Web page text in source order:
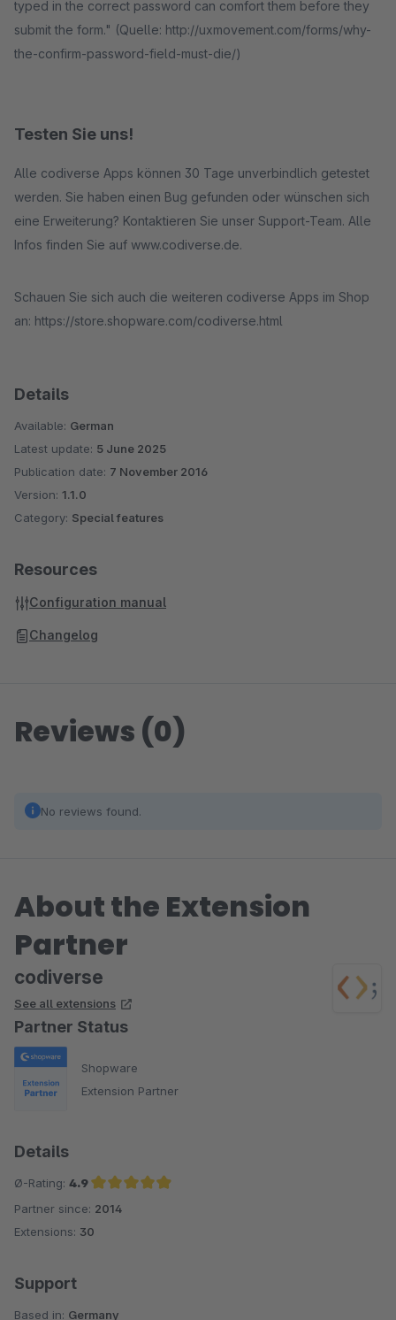
typed in the correct password can comfort them before they
submit the form." (Quelle: http://uxmovement.com/forms/why-
the-confirm-password-field-must-die/)
Testen Sie uns!
Alle codiverse Apps können 30 Tage unverbindlich getestet
werden. Sie haben einen Bug gefunden oder wünschen sich
eine Erweiterung? Kontaktieren Sie unser Support-Team. Alle
Infos finden Sie auf www.codiverse.de.
Schauen Sie sich auch die weiteren codiverse Apps im Shop
an: https://store.shopware.com/codiverse.html
Details
Available: German
Latest update: 5 June 2025
Publication date: 7 November 2016
Version: 1.1.0
Category: Special features
Resources
Configuration manual
Changelog
Reviews (0)
No reviews found.
About the Extension
Partner
codiverse
See all extensions
Partner Status
Shopware
Extension Partner
Details
Ø-Rating: 4.9
Average rating of 4.9 out of 5 stars
Partner since: 2014
Extensions: 30
Support
Based in: Germany